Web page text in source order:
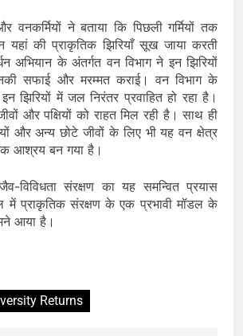
वनकर्मियों ने बताया कि पिछली गर्मियों तक
यहां की प्राकृतिक झिरियाँ सूख जाया करती
अभियान के अंतर्गत वन विभाग ने इन झिरियों
सफाई और मरम्मत कराई। वन विभाग के
झिरियों में जल निरंतर प्रवाहित हो रहा है।
और पक्षियों को राहत मिल रही है। साथ ही
और अन्य छोटे जीवों के लिए भी यह वन क्षेत्र
आश्रय बन गया है।
विविधता संरक्षण का यह समन्वित प्रयास
में प्राकृतिक संरक्षण के एक प्रभावी मॉडल के
आया है।
Returns